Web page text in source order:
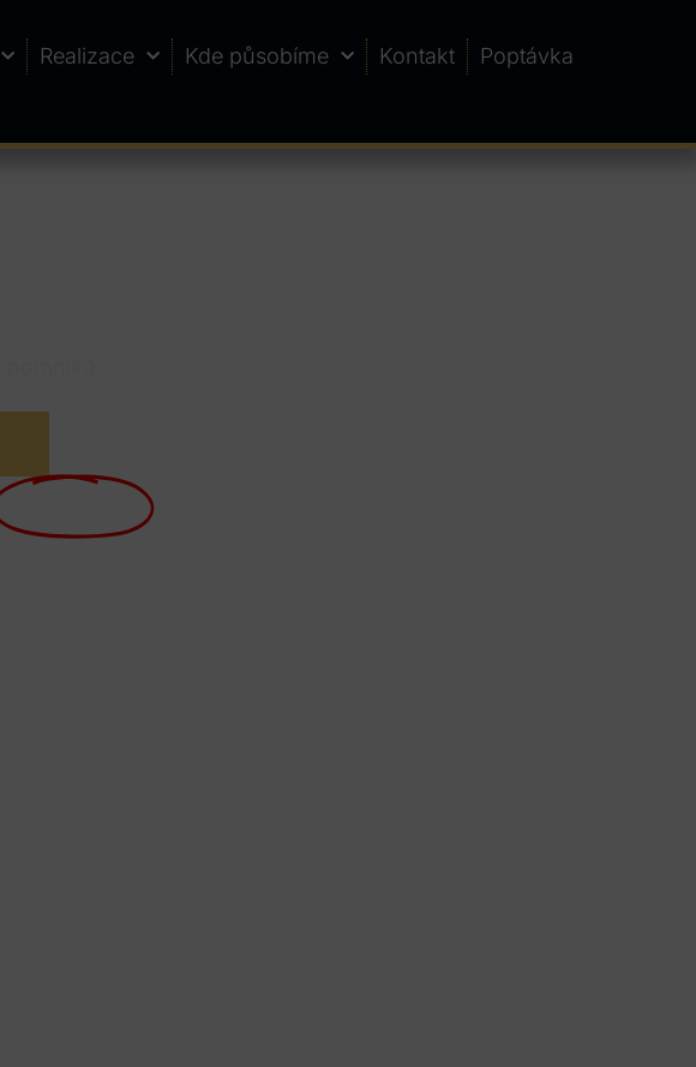
Realizace Kde působíme Kontakt Poptávka
ZDARMA